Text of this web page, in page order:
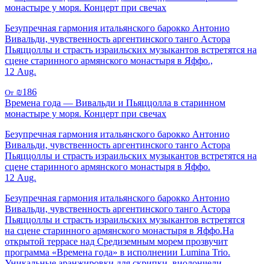
монастыре у моря. Концерт при свечах
Безупречная гармония итальянского барокко Антонио
Вивальди, чувственность аргентинского танго Астора
Пьяццоллы и страсть израильских музыкантов встретятся на
сцене старинного армянского монастыря в Яффо.,
12 Aug.
От ₪186
Времена года — Вивальди и Пьяццолла в старинном
монастыре у моря. Концерт при свечах
Безупречная гармония итальянского барокко Антонио
Вивальди, чувственность аргентинского танго Астора
Пьяццоллы и страсть израильских музыкантов встретятся на
сцене старинного армянского монастыря в Яффо.
12 Aug.
Безупречная гармония итальянского барокко Антонио
Вивальди, чувственность аргентинского танго Астора
Пьяццоллы и страсть израильских музыкантов встретятся
на сцене старинного армянского монастыря в Яффо.На
открытой террасе над Средиземным морем прозвучит
программа «Времена года» в исполнении Lumina Trio.